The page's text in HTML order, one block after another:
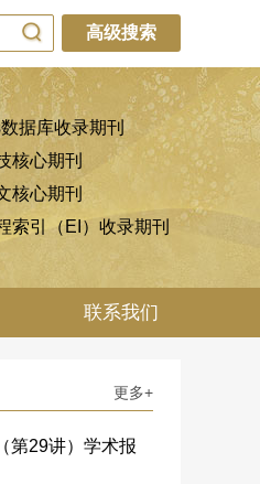
高级搜索
据库收录期刊
核心期刊
核心期刊
索引（EI）收录期刊
联系我们
更多+
第29讲）学术报